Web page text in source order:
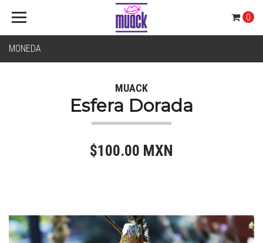
MONEDA
0
MUACK
Esfera Dorada
$100.00 MXN